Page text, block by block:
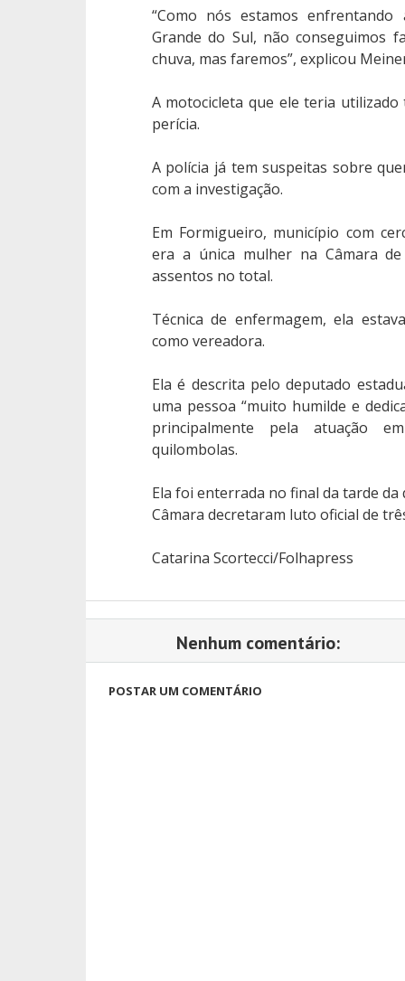
“Como nós estamos
Grande do Sul, não conseguimos
chuva, mas faremos”, explicou
A motocicleta que ele teria
perícia.
A polícia já tem suspeitas sobre
com a investigação.
Em Formigueiro, município com
era a única mulher na Câmara
assentos no total.
Técnica de enfermagem, ela
como vereadora.
Ela é descrita pelo deputado
uma pessoa “muito humilde e
principalmente pela atuação
quilombolas.
Ela foi enterrada no final da tarde
Câmara decretaram luto oficial de
Catarina Scortecci/Folhapress
Nenhum comentário:
POSTAR UM COMENTÁRIO